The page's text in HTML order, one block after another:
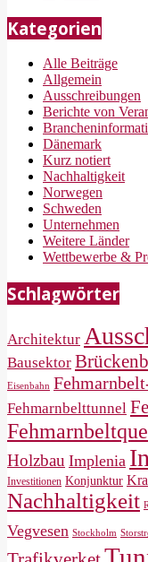
Kategorien
Alle Beiträge
Allgemein
Ausschreibungen
Berichte von
Dänemark
Kurz notiert
Nachhaltigkeit
Norwegen
Schweden
Unternehmen
Weitere Länder
Wettbewerbe &
Schlagwörter
Architektur
Bausektor
Eisenbahn
Fehmarnbelttunnel
Holzbau Implenia
Investitionen Konjunktur
Nachhaltigkeit
Vegvesen Stockholm